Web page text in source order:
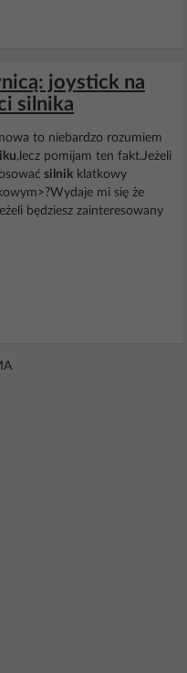
joystick na
silnika
to niebardzo rozumiem
,lecz pomijam ten fakt.Jeżeli
silnik klatkowy
mi się że
będziesz zainteresowany